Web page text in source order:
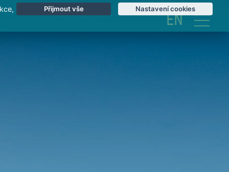
EN
Přijmout vše Nastavení cookies